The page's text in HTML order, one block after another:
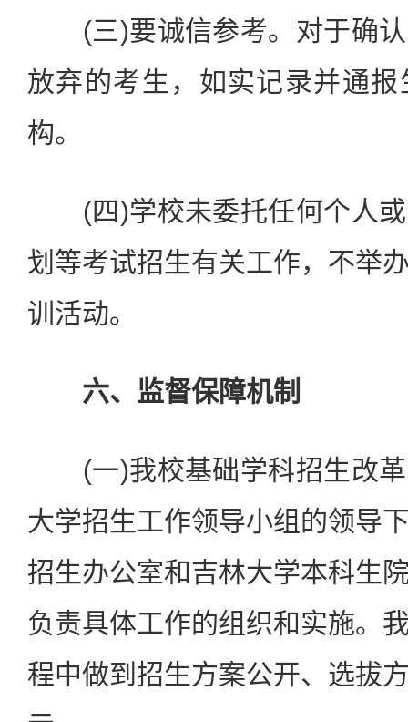
(三)要诚信参考。对于确认
放弃的考生，如实记录并通
构。
(四)学校未委托任何个人或
划等考试招生有关工作，不举
训活动。
六、监督保障机制
(一)我校基础学科招生改革
大学招生工作领导小组的领导
招生办公室和吉林大学本科生
负责具体工作的组织和实施。
程中做到招生方案公开、选拔